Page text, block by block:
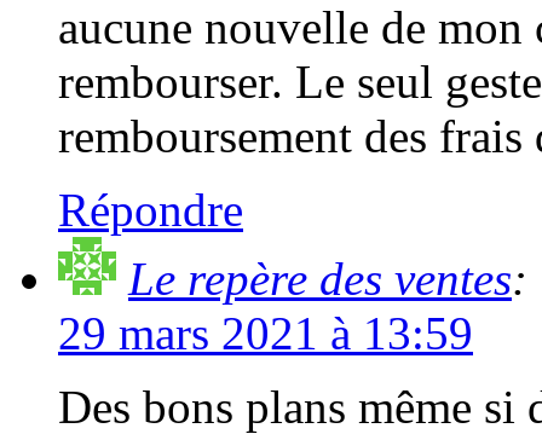
aucune nouvelle de
rembourser. Le seul
remboursement des frais
Répondre
Le repère des ventes:
29 mars 2021 à 13:59
Des bons plans même si